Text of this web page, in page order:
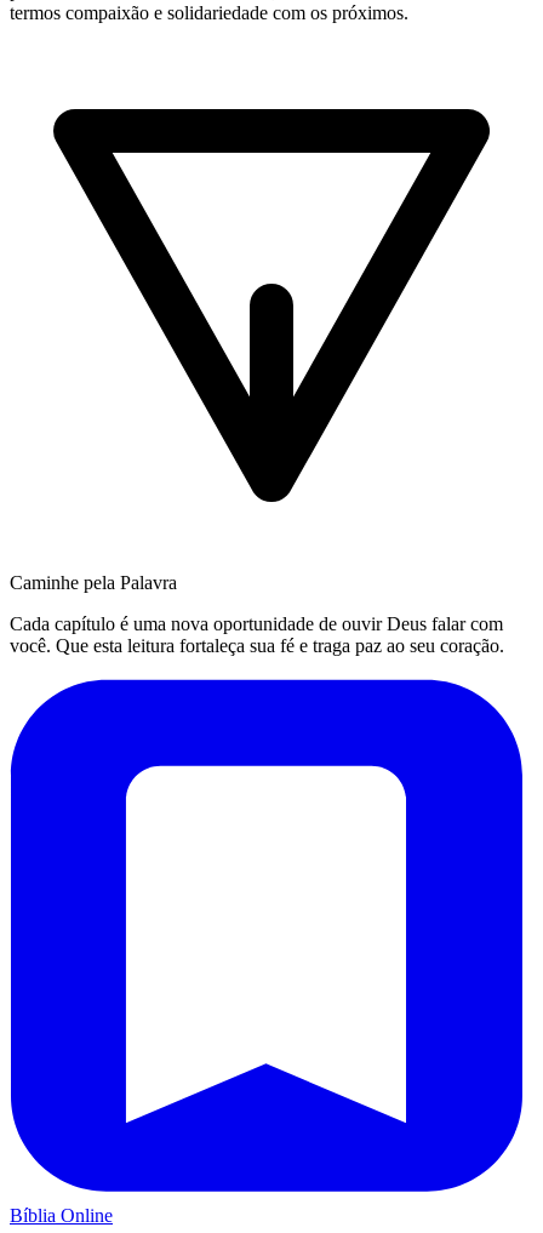
termos compaixão e solidariedade com os próximos.
Caminhe pela Palavra
Cada capítulo é uma nova oportunidade de ouvir Deus falar com
você. Que esta leitura fortaleça sua fé e traga paz ao seu coração.
Bíblia Online